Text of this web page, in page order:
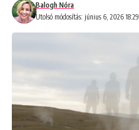
Utolsó módosítás: június 6, 2026 18:29
Balogh Nóra